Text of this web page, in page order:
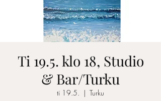
Ti 19.5. klo 18, Studio
& Bar/Turku
ti 19.5.
  |
Turku